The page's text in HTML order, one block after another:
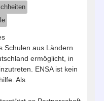
Schulen aus Ländern
ermöglicht, in
ENSA ist kein
Als